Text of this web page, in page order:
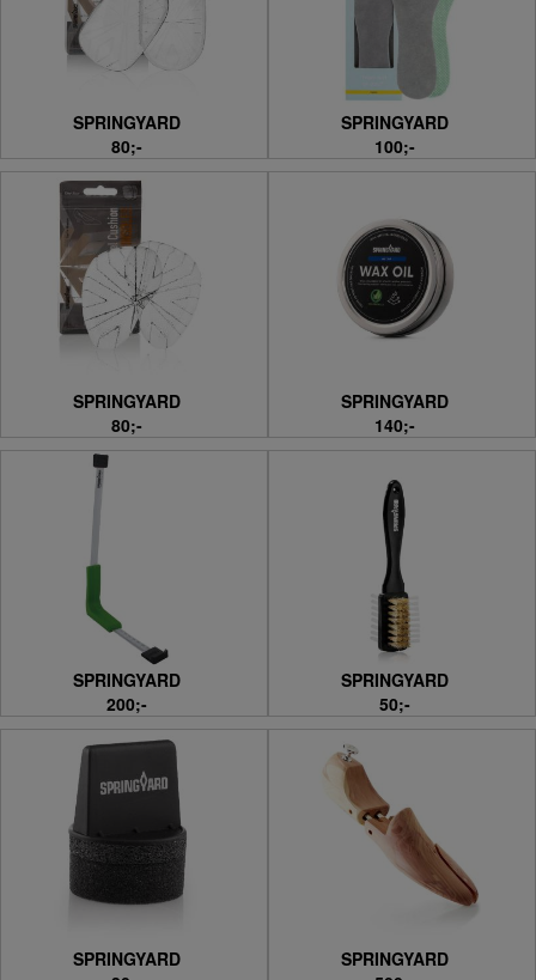
SPRINGYARD
80;-
SPRINGYARD
100;-
SPRINGYARD
80;-
SPRINGYARD
140;-
SPRINGYARD
200;-
SPRINGYARD
50;-
SPRINGYARD
SPRINGYARD